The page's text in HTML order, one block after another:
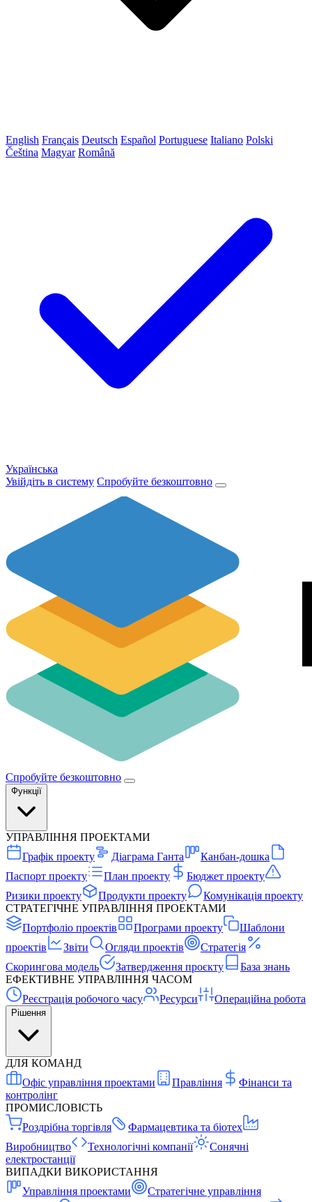
English Français Deutsch Español Portuguese Italiano Polski
Čeština Magyar Română
Українська
Увійдіть в систему Спробуйте безкоштовно
Спробуйте безкоштовно
Функції
УПРАВЛІННЯ ПРОЕКТАМИ
Графік проекту
Діаграма Ганта
Канбан-дошка
Паспорт проекту
План проекту
Бюджет проекту
Ризики проекту
Продукти проекту
Комунікація проекту
СТРАТЕГІЧНЕ УПРАВЛІННЯ ПРОЕКТАМИ
Портфоліо проектів
Програми проекту
Шаблони
проектів
Звіти Огляди проектів
Стратегія
Скорингова модель
Затвердження проєкту
База знань
ЕФЕКТИВНЕ УПРАВЛІННЯ ЧАСОМ
Реєстрація робочого часу
Ресурси Операційна робота
Рішення
ДЛЯ КОМАНД
Офіс управління проектами
Правління
Фінанси та
контролінг
ПРОМИСЛОВІСТЬ
Роздрібна торгівля
Фармацевтика та біотех
Виробництво
Технологічні компанії
Сонячні
електростанції
ВИПАДКИ ВИКОРИСТАННЯ
Управління проектами
Стратегічне управління